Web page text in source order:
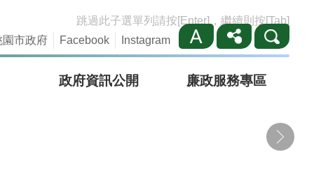
跳過此子選單列請按[Enter]，繼續則按[Tab]
園市政府 Facebook Instagram
政府資訊公開 廉政服務專區